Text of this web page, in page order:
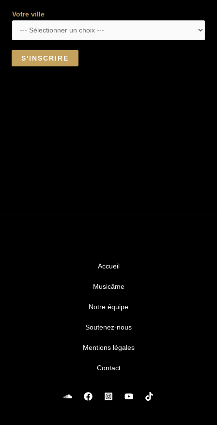
Votre ville
S'INSCRIRE
Accueil
Musicâme
Notre équipe
Soutenez-nous
Mentions légales
Contact